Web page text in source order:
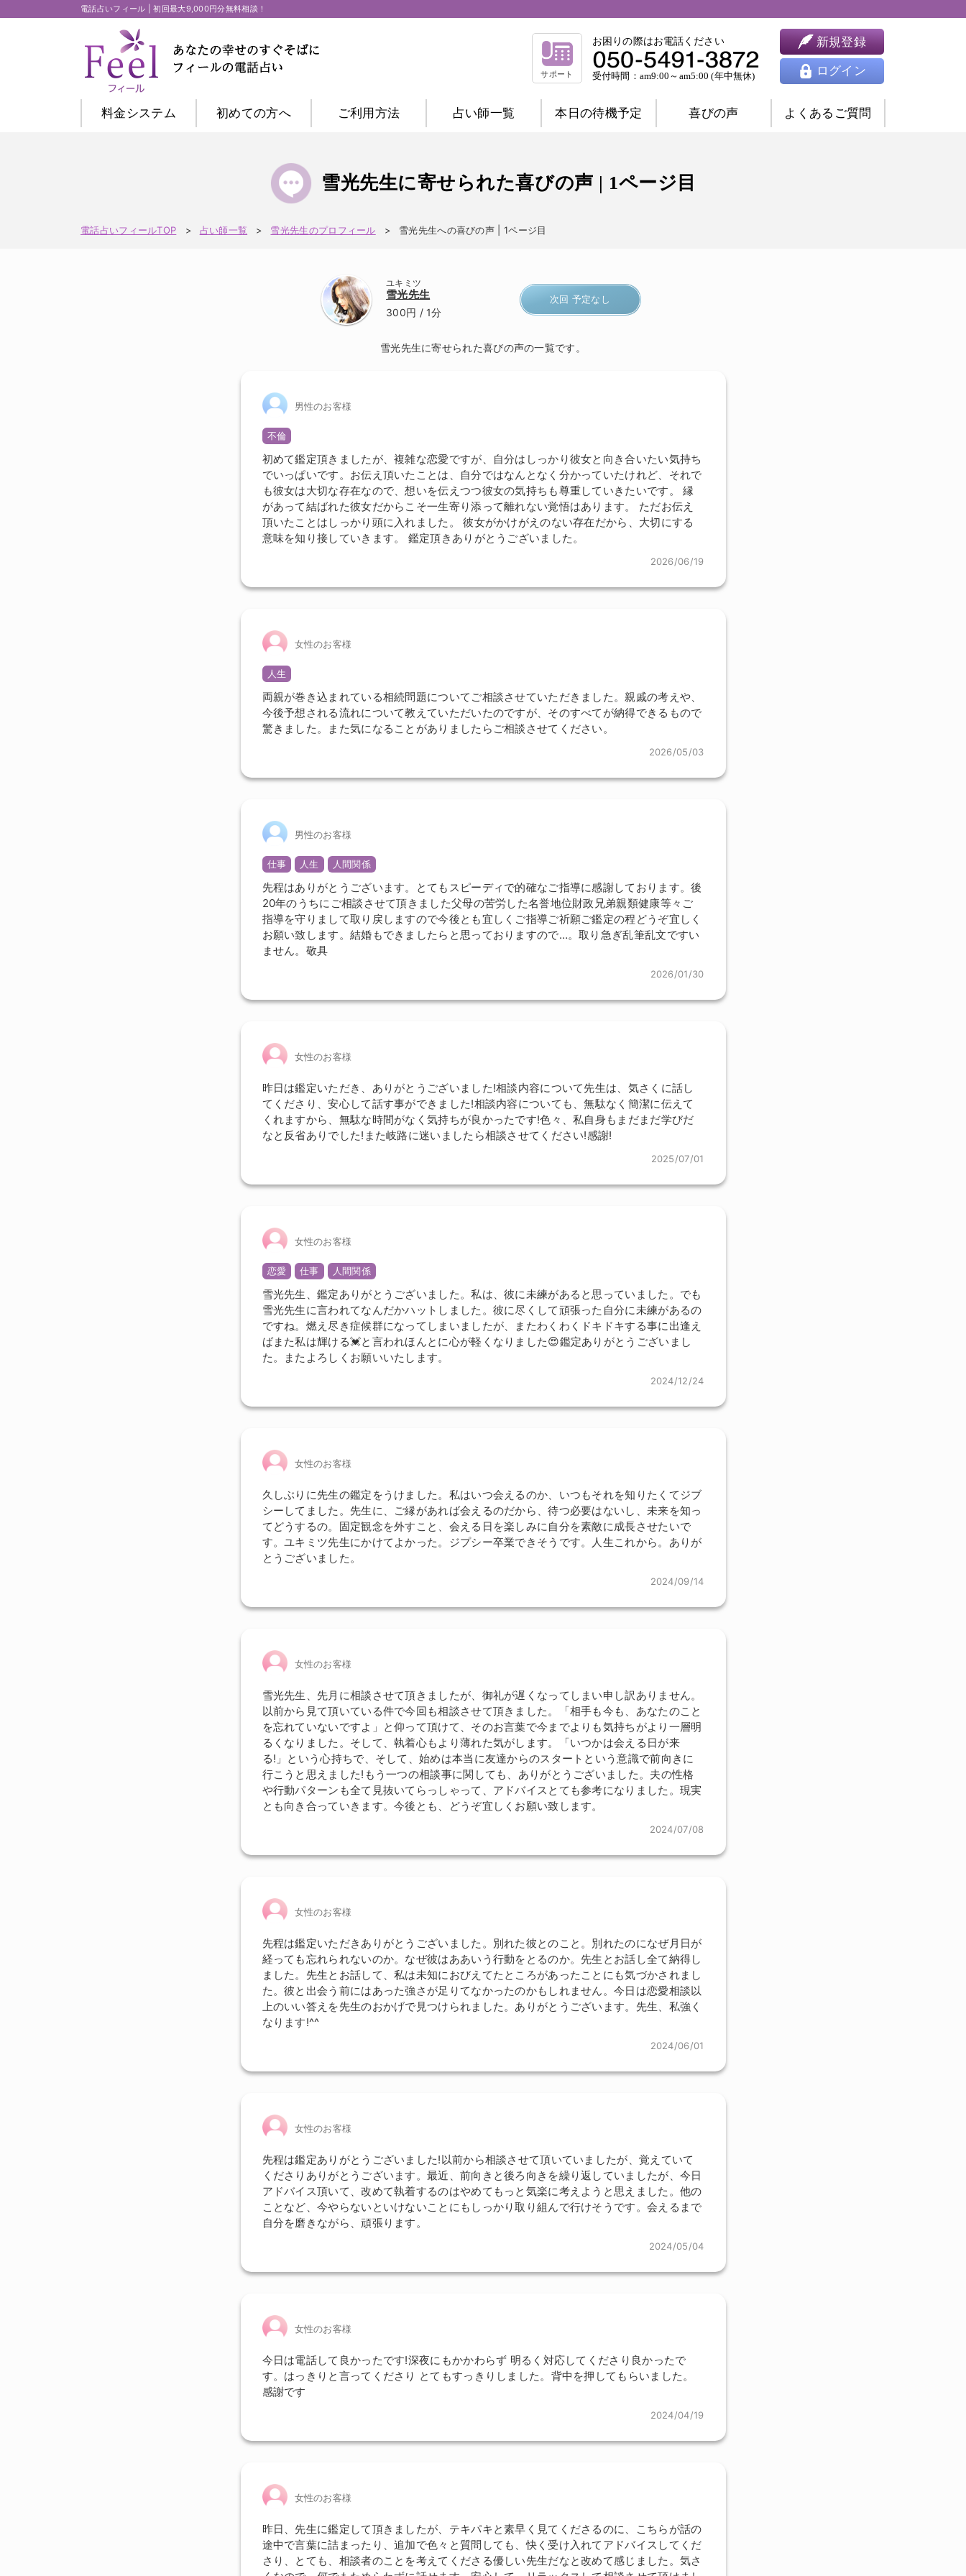
電話占いフィール | 初回最大9,000円分無料相談！
サポート
お困りの際はお電話ください
受付時間：am9:00～am5:00 (年中無休)
新規登録
ログイン
料金システム 初めての方へ ご利用方法 占い師一覧
復縁相談 浮気相談
縁結び相談
仕事相談 祈祷相談 人間関係相談
オーラ 西洋占星術
マヤ暦 易 タロット
本日の待機予定 喜びの声 よくあるご質問
雪光先生に寄せられた喜びの声 | 1ページ目
電話占いフィールTOP 占い師一覧 雪光先生のプロフィール 雪光先生への喜びの声 | 1ページ目
ユキミツ
雪光先生
300円 / 1分
次回 予定なし
雪光先生に寄せられた喜びの声の一覧です。
男性のお客様
不倫
初めて鑑定頂きましたが、複雑な恋愛ですが、自分はしっかり彼女と向き合いたい気持ち
でいっぱいです。お伝え頂いたことは、自分ではなんとなく分かっていたけれど、それで
も彼女は大切な存在なので、想いを伝えつつ彼女の気持ちも尊重していきたいです。 縁
があって結ばれた彼女だからこそ一生寄り添って離れない覚悟はあります。 ただお伝え
頂いたことはしっかり頭に入れました。 彼女がかけがえのない存在だから、大切にする
意味を知り接していきます。 鑑定頂きありがとうございました。
2026/06/19
女性のお客様
人生
両親が巻き込まれている相続問題についてご相談させていただきました。親戚の考えや、
今後予想される流れについて教えていただいたのですが、そのすべてが納得できるもので
驚きました。また気になることがありましたらご相談させてください。
2026/05/03
男性のお客様
仕事 人生 人間関係
先程はありがとうございます。とてもスピーディで的確なご指導に感謝しております。後
20年のうちにご相談させて頂きました父母の苦労した名誉地位財政兄弟親類健康等々ご
指導を守りまして取り戻しますので今後とも宜しくご指導ご祈願ご鑑定の程どうぞ宜しく
お願い致します。結婚もできましたらと思っておりますので…。取り急ぎ乱筆乱文ですい
ません。敬具
2026/01/30
女性のお客様
昨日は鑑定いただき、ありがとうございました!相談内容について先生は、気さくに話し
てくださり、安心して話す事ができました!相談内容についても、無駄なく簡潔に伝えて
くれますから、無駄な時間がなく気持ちが良かったです!色々、私自身もまだまだ学びだ
なと反省ありでした!また岐路に迷いましたら相談させてください!感謝!
2025/07/01
女性のお客様
恋愛 仕事 人間関係
雪光先生、鑑定ありがとうございました。私は、彼に未練があると思っていました。でも
雪光先生に言われてなんだかハットしました。彼に尽くして頑張った自分に未練があるの
ですね。燃え尽き症候群になってしまいましたが、またわくわくドキドキする事に出逢え
ばまた私は輝ける💓と言われほんとに心が軽くなりました😍鑑定ありがとうございまし
た。またよろしくお願いいたします。
2024/12/24
女性のお客様
久しぶりに先生の鑑定をうけました。私はいつ会えるのか、いつもそれを知りたくてジブ
シーしてました。先生に、ご縁があれば会えるのだから、待つ必要はないし、未来を知っ
てどうするの。固定観念を外すこと、会える日を楽しみに自分を素敵に成長させたいで
す。ユキミツ先生にかけてよかった。ジプシー卒業できそうです。人生これから。ありが
とうございました。
2024/09/14
女性のお客様
雪光先生、先月に相談させて頂きましたが、御礼が遅くなってしまい申し訳ありません。
以前から見て頂いている件で今回も相談させて頂きました。「相手も今も、あなたのこと
を忘れていないですよ」と仰って頂けて、そのお言葉で今までよりも気持ちがより一層明
るくなりました。そして、執着心もより薄れた気がします。「いつかは会える日が来
る!」という心持ちで、そして、始めは本当に友達からのスタートという意識で前向きに
行こうと思えました!もう一つの相談事に関しても、ありがとうございました。夫の性格
や行動パターンも全て見抜いてらっしゃって、アドバイスとても参考になりました。現実
とも向き合っていきます。今後とも、どうぞ宜しくお願い致します。
2024/07/08
女性のお客様
先程は鑑定いただきありがとうございました。別れた彼とのこと。別れたのになぜ月日が
経っても忘れられないのか。なぜ彼はああいう行動をとるのか。先生とお話し全て納得し
ました。先生とお話して、私は未知におびえてたところがあったことにも気づかされまし
た。彼と出会う前にはあった強さが足りてなかったのかもしれません。今日は恋愛相談以
上のいい答えを先生のおかげで見つけられました。ありがとうございます。先生、私強く
なります!^^
2024/06/01
女性のお客様
先程は鑑定ありがとうございました!以前から相談させて頂いていましたが、覚えていて
くださりありがとうございます。最近、前向きと後ろ向きを繰り返していましたが、今日
アドバイス頂いて、改めて執着するのはやめてもっと気楽に考えようと思えました。他の
ことなど、今やらないといけないことにもしっかり取り組んで行けそうです。会えるまで
自分を磨きながら、頑張ります。
2024/05/04
女性のお客様
今日は電話して良かったです!深夜にもかかわらず 明るく対応してくださり良かったで
す。はっきりと言ってくださり とてもすっきりしました。背中を押してもらいました。
感謝です
2024/04/19
女性のお客様
昨日、先生に鑑定して頂きましたが、テキパキと素早く見てくださるのに、こちらが話の
途中で言葉に詰まったり、追加で色々と質問しても、快く受け入れてアドバイスしてくだ
さり、とても、相談者のことを考えてくださる優しい先生だなと改めて感じました。気さ